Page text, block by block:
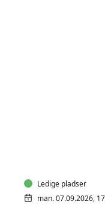
Ledige pladser
man. 07.09.2026,